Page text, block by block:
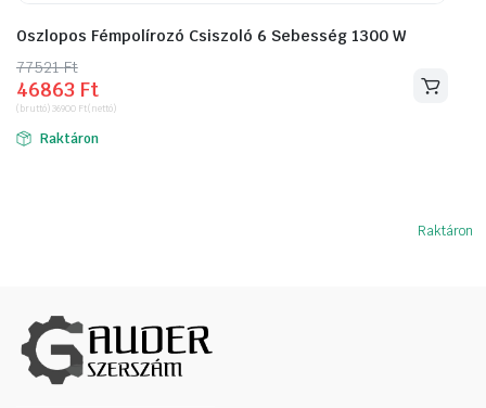
Oszlopos Fémpolírozó Csiszoló 6 Sebesség 1300 W
77521Ft
Original
price
was:
77521 Ft.
46863 Ft
Current
price
is:
46863 Ft.
(bruttó)36900 Ft(nettó)
Raktáron
Raktáron